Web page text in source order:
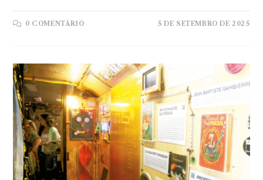
0 COMENTÁRIO 5 DE SETEMBRO DE 2025